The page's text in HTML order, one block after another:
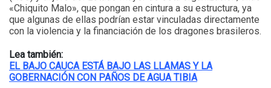
«Chiquito Malo», que pongan en cintura a su estructura, ya
que algunas de ellas podrían estar vinculadas directamente
con la violencia y la financiación de los dragones brasileros.
Lea también:
EL BAJO CAUCA ESTÁ BAJO LAS LLAMAS Y LA
GOBERNACIÓN CON PAÑOS DE AGUA TIBIA